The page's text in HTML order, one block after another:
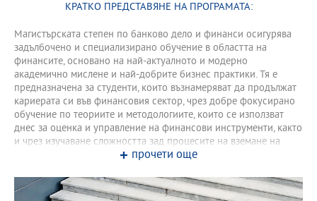
КРАТКО ПРЕДСТАВЯНЕ НА ПРОГРАМАТА:
Магистърската степен по банково дело и финанси осигурява
задълбочено и специализирано обучение в областта на
финансите, основано на най-актуалното и модерно
академично мислене и най-добрите бизнес практики. Тя е
предназначена за студенти, които възнамеряват да продължат
кариерата си във финансовия сектор, чрез добре фокусирано
обучение по теориите и методологиите, които се използват
днес за оценка и управление на финансови инструменти, както
и чрез изучаване сложността зад процесите на вземане на
инвестиционни решения. Програмата е предназначена за
икономика, финанси и сродни области.
прочети още